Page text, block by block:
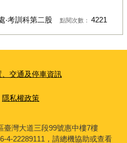
‧考訓科第二股 點閱次數： 4221
、交通及停車資訊
隱私權政策
臺灣大道三段99號惠中樓7樓
4-22289111，請總機協助或查看